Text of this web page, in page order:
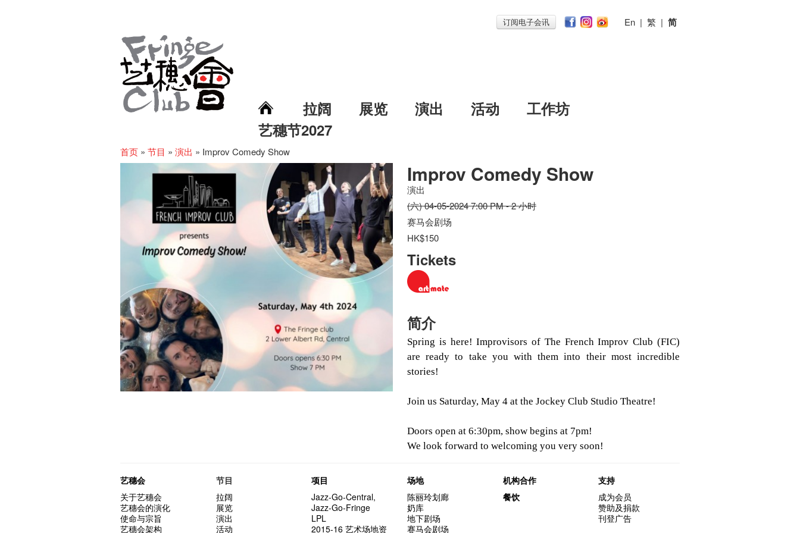
订阅电子会讯 En | 繁 | 简
拉阔 展览 演出 活动
工作坊
艺穗节2027
首页 » 节目 » 演出 » Improv Comedy Show
Improv Comedy Show
演出
(六) 04-05-2024 7:00 PM - 2 小时
赛马会剧场
HK$150
Tickets
简介
Spring is here! Improvisors of The French Improv Club (FIC)
are ready to take you with them into their most incredible
stories!
Join us Saturday, May 4 at the Jockey Club Studio Theatre!
Doors open at 6:30pm, show begins at 7pm!
We look forward to welcoming you very soon!
艺穗会
关于艺穗会
艺穗会的演化
使命与宗旨
艺穗会架构
节目
拉阔
展览
演出
活动
项目
Jazz-Go-Central,
Jazz-Go-Fringe
LPL
2015-16 艺术场地资
场地
陈丽玲划廊
奶库
地下剧场
赛马会剧场
机构合作
餐饮
支持
成为会员
赞助及捐款
刊登广告